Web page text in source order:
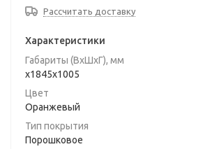
Рассчитать доставку
Характеристики
Габариты (ВxШxГ), мм
x1845x1005
Цвет
Оранжевый
Тип покрытия
Порошковое